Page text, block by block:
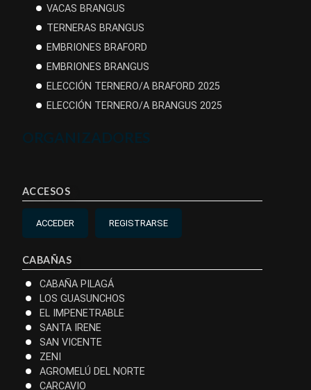
VACAS BRANGUS
TERNERAS BRANGUS
EMBRIONES BRAFORD
EMBRIONES BRANGUS
ELECCIÓN TERNERO/A BRAFORD 2025
ELECCIÓN TERNERO/A BRANGUS 2025
ORGANIZADORES
ACCESOS
ACCEDER REGISTRARSE
CABAÑAS
CABAÑA PILAGÁ
LOS GUASUNCHOS
EL IMPENETRABLE
SANTA IRENE
SAN VICENTE
ZENI
AGROMELÚ DEL NORTE
CARCAVIO